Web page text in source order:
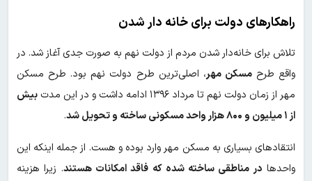
راهکارهای دولت برای خانه دار شدن
تلاش برای خانه‌دار شدن مردم از دولت نهم به صورت جدی آغاز شد. در
واقع طرحمسکن مهر، اصلی‌ترین طرح دولت نهم بود. طرح مسکن
مهر از زمان دولت نهم تا مرداد ۱۳۹۶ ادامه داشت و در این مدت
بیش
از ۱ میلیون و ۸۰۰ هزار واحد مسکونی ساخته و تحویل شد
.
انتقادهای بسیاری به مسکن مهر وارد بوده و هست. از جمله اینکه این
واحدها در مناطقی ساخته شده که فاقد امکانات هستند. زیرا هزینه